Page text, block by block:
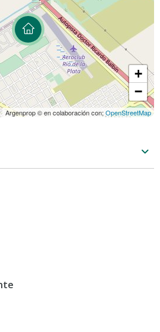
+
−
Argenprop © en colaboración con;OpenStreetMap